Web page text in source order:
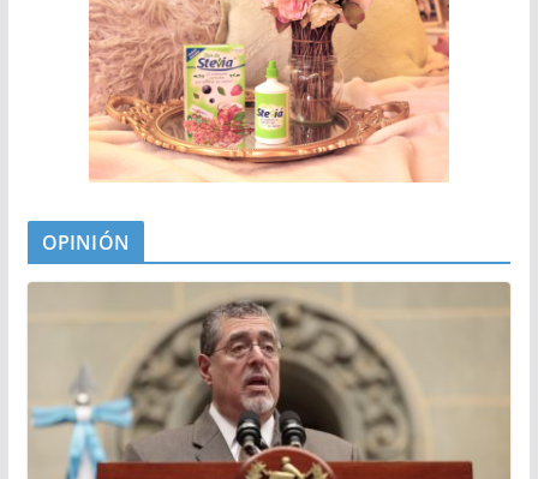
OPINIÓN